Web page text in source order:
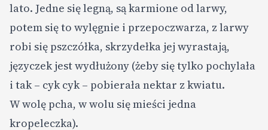
lato. Jedne się legną, są karmione od larwy,
potem się to wylęgnie i przepoczwarza, z larwy
robi się pszczółka, skrzydełka jej wyrastają,
języczek jest wydłużony (żeby się tylko pochylała
i tak – cyk cyk – pobierała nektar z kwiatu.
W wolę pcha, w wolu się mieści jedna
kropeleczka).